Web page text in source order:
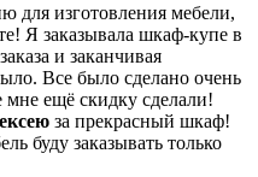
для изготовления мебели,
Я заказывала шкаф-купе в
и заканчивая
Все было сделано очень
ещё скидку сделали!
за прекрасный шкаф!
буду заказывать только